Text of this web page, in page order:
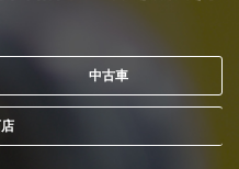
中古車